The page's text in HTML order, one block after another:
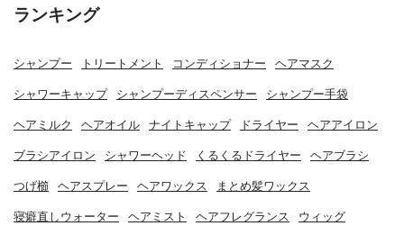
ランキング
シャンプー トリートメント コンディショナー ヘアマスク
シャワーキャップ シャンプーディスペンサー シャンプー手袋
ヘアミルク ヘアオイル ナイトキャップ ドライヤー ヘアアイロン
ブラシアイロン シャワーヘッド くるくるドライヤー ヘアブラシ
つげ櫛 ヘアスプレー ヘアワックス まとめ髪ワックス
寝癖直しウォーター ヘアミスト ヘアフレグランス ウィッグ